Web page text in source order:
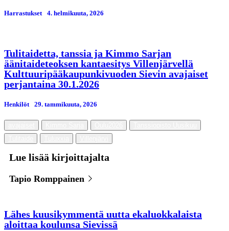
Harrastukset 4. helmikuuta, 2026
Tulitaidetta, tanssia ja Kimmo Sarjan
äänitaideteoksen kantaesitys Villenjärvellä
Kulttuuripääkaupunkivuoden Sievin avajaiset
perjantaina 30.1.2026
Henkilöt 29. tammikuuta, 2026
Lue lisää kirjoittajalta
Tapio Romppainen
Lähes kuusikymmentä uutta ekaluokkalaista
aloittaa koulunsa Sievissä